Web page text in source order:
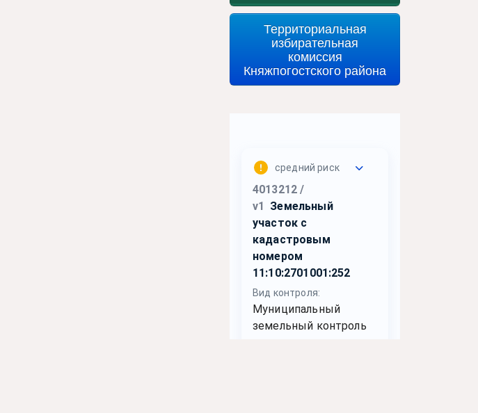
Территориальная
избирательная
комиссия
Княжпогостского района